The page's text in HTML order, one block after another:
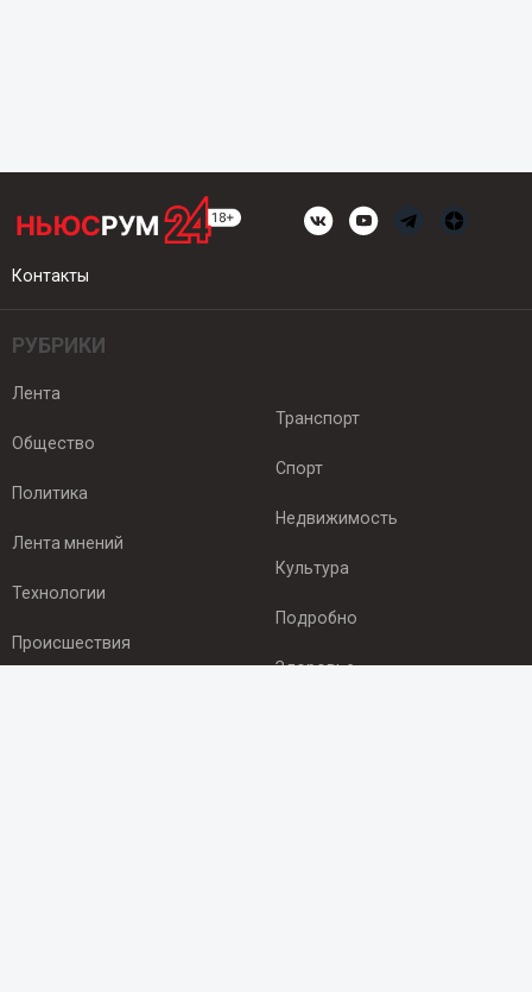
Контакты
РУБРИКИ
Лента
Общество
Политика
Лента мнений
Технологии
Происшествия
Транспорт
Спорт
Недвижимость
Культура
Подробно
Здоровье